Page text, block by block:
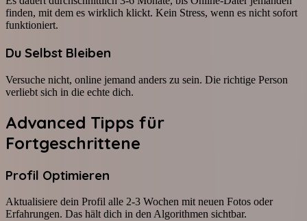
finden, mit dem es wirklich klickt. Kein Stress, wenn es nicht sofort
funktioniert.
Du Selbst Bleiben
Versuche nicht, online jemand anders zu sein. Die richtige Person
verliebt sich in die echte dich.
Advanced Tipps für
Fortgeschrittene
Profil Optimieren
Aktualisiere dein Profil alle 2-3 Wochen mit neuen Fotos oder
Erfahrungen. Das hält dich in den Algorithmen sichtbar.